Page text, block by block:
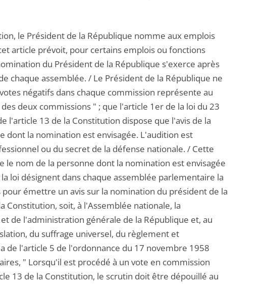
le Président de la République nomme aux emplois
article prévoit, pour certains emplois ou fonctions
du Président de la République s'exerce après
chaque assemblée. / Le Président de la République ne
négatifs dans chaque commission représente au
deux commissions " ; que l'article 1er de la loi du 23
l'article 13 de la Constitution dispose que l'avis de la
dont la nomination est envisagée. L'audition est
ou du secret de la défense nationale. / Cette
nom de la personne dont la nomination est envisagée
loi désignent dans chaque assemblée parlementaire la
émettre un avis sur la nomination du président de la
Constitution, soit, à l'Assemblée nationale, la
de l'administration générale de la République et, au
du suffrage universel, du règlement et
de l'article 5 de l'ordonnance du 17 novembre 1958
" Lorsqu'il est procédé à un vote en commission
13 de la Constitution, le scrutin doit être dépouillé au